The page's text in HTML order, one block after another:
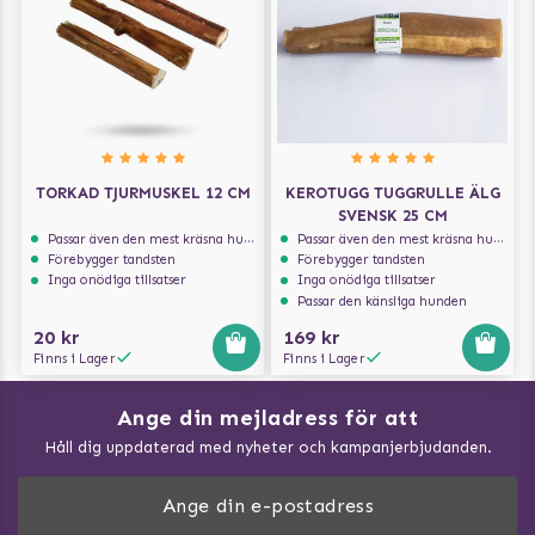
TORKAD TJURMUSKEL 12 CM
Passar även den mest kräsna hunden
Förebygger tandsten
Inga onödiga tillsatser
20 kr
Finns i Lager
KEROTUGG TUGGRULLE ÄLG
SVENSK 25 CM
Passar även den mest kräsna hunden
Förebygger tandsten
Inga onödiga tillsatser
Passar den känsliga hunden
169 kr
Finns i Lager
Ange din mejladress för att
Håll dig uppdaterad med nyheter och kampanjerbjudanden.
Vad kan hundar äta?